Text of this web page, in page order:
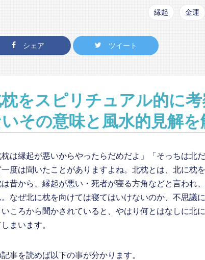
縁起 金運
シェア ツイート
をスピリチュアル的に考
その意味と風水的見解を
枕は縁起が悪いからやったらだめだよ」「そっちは北
一度は聞いたことがありますよね。北枕とは、北に枕
昔から、縁起が悪い・死者が寝る方角などと言われ
なぜ北に枕を向けては寝てはいけないのか、不思議
ころから聞かされていると、やはり何とはなしに北
まいます。
記事を読めば以下の事が分かります。